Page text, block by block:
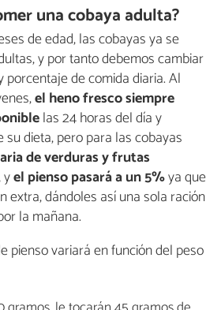
una cobaya adulta?
de edad, las cobayas ya se
y por tanto debemos cambiar
porcentaje de comida diaria. Al
el heno fresco siempre
las 24 horas del día y
dieta, pero para las cobayas
de verduras y frutas
yel pienso pasará a un 5%ya que
extra, dándoles así una sola ración
la mañana.
pienso variará en función del peso